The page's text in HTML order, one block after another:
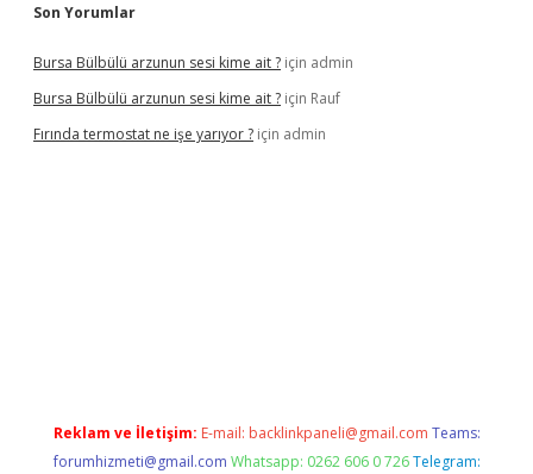
Son Yorumlar
Bursa Bülbülü arzunun sesi kime ait ? için admin
Bursa Bülbülü arzunun sesi kime ait ? için Rauf
Fırında termostat ne işe yarıyor ? için admin
Reklam ve İletişim: E-mail: backlinkpaneli@gmail.com Teams:
forumhizmeti@gmail.com Whatsapp: 0262 606 0 726 Telegram: